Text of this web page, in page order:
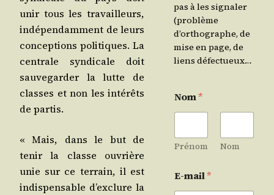
unir tous les tra­vailleurs,
indé­pen­dam­ment de leurs
concep­tions poli­tiques. La
cen­trale syn­di­cale doit
sau­ve­gar­der la lutte de
classes et non les inté­rêts
de partis.
« Mais, dans le but de
tenir la classe ouvrière
unie sur ce ter­rain, il est
indis­pen­sable d’ex­clure la
pas à les signaler
(problème
d’orthographe, de
mise en page, de
liens défectueux…
Nom*
Prénom Nom
E-mail*